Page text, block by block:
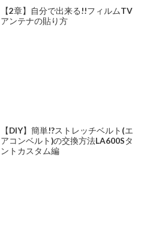
【2章】自分で出来る!!フィルムTV
アンテナの貼り方
【DIY】簡単!?ストレッチベルト(エ
アコンベルト)の交換方法LA600Sタ
ントカスタム編